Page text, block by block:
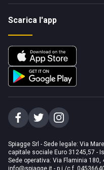
Scarica l'app
Spiagge Srl - Sede legale: Via
capitale sociale Euro 31245,57 -
Sede operativa: Via Flaminia 180,
info@spiagge.it - p.i./c.f.